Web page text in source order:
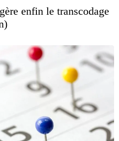
enfin le transcodage